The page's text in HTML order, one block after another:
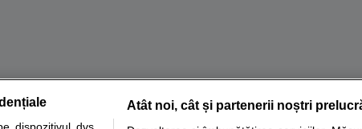
analize Specialitati medicale
Atât noi, cât și partenerii noștri